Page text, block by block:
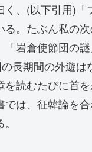
、(以下引用)「
。たぶん私の
岩倉使節団の
長期間の外遊
読むたびに首
は、征韓論を